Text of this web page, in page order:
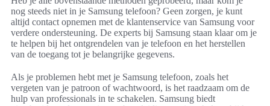
nog steeds niet in je Samsung telefoon? Geen zorgen, je kunt
altijd contact opnemen met de klantenservice van Samsung voor
verdere ondersteuning. De experts bij Samsung staan klaar om je
te helpen bij het ontgrendelen van je telefoon en het herstellen
van de toegang tot je belangrijke gegevens.
Als je problemen hebt met je Samsung telefoon, zoals het
vergeten van je patroon of wachtwoord, is het raadzaam om de
hulp van professionals in te schakelen. Samsung biedt